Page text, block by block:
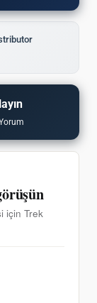
için Trek